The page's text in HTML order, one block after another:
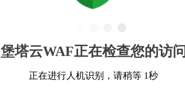
堡塔云WAF正在检查您的访问
正在进行人机识别，请稍等 1秒